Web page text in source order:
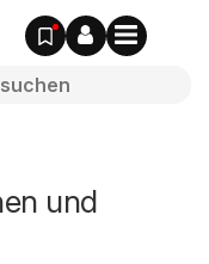
und